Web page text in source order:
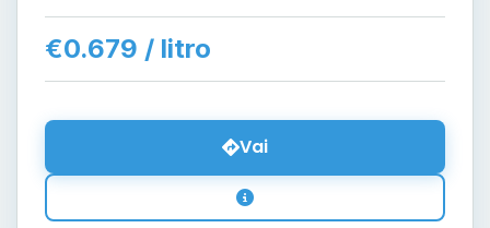
€0.679 / litro
Vai